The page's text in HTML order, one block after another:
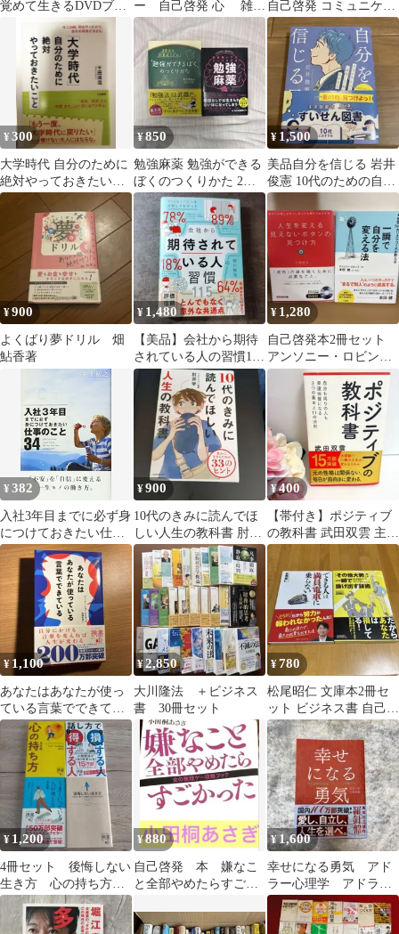
覚めて生きるDVDブッ
ー 自己啓発 心 雑学
まとめ売り 11冊セット
自己啓発 コミュニケー
ション
¥300
大学時代 自分のために
絶対やっておきたいこ
と
¥850
勉強麻薬 勉強ができる
ぼくのつくりかた 2冊
セット
¥ 1,500
美品自分を信じる 岩井
俊憲 10代のための自己
啓発
¥900
よくばり夢ドリル 畑
鮎香著
¥ 1,480
【美品】会社から期待
されている人の習慣115
ビジネス書
¥ 1,280
自己啓発本2冊セット
アンソニー・ロビンズ
本田健訳
¥382
入社3年目までに必ず身
につけておきたい仕事
のこと34 (自己啓発)／
井上 裕之
¥900
10代のきみに読んでほ
しい人生の教科書 肘井
学
¥400
【帯付き】ポジティブ
の教科書 武田双雲 主婦
の友社 自己啓発 思考法
¥ 1,100
あなたはあなたが使っ
ている言葉でできてい
る ディスカヴァー携書
¥2,850
大川隆法 ＋ビジネス
書 30冊セット
¥780
松尾昭仁 文庫本2冊セ
ット ビジネス書 自己啓
発
¥ 1,200
4冊セット 後悔しない
生き方 心の持ち方
話し方で得する人損す
る人
¥880
自己啓発 本 嫌なこ
と全部やめたらすごか
¥1,600
幸せになる勇気 アド
ラー心理学 アドラー
の教え 新品同様 自
己啓発 本